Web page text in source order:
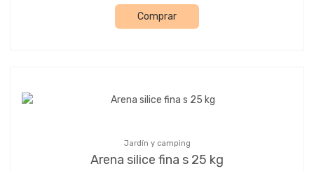
Comprar
Jardín y camping
Arena silice fina s 25 kg